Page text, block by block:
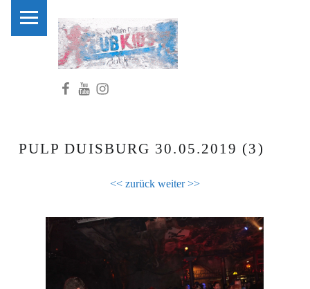
C
L
U
D
.
N
R
W
Facebook
YoutubeInstagram
PULP DUISBURG 30.05.2019 (3)
<< zurück weiter >>